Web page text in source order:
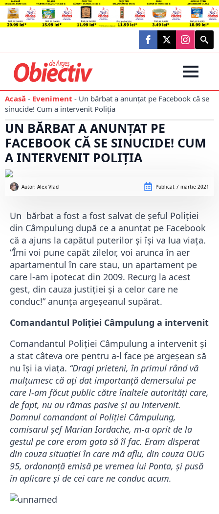
Search
for:
Acasă - Eveniment - Un bărbat a anunțat pe Facebook că se
sinucide! Cum a intervenit Poliția
UN BĂRBAT A ANUNȚAT PE
FACEBOOK CĂ SE SINUCIDE! CUM
A INTERVENIT POLIȚIA
Autor: Alex Vlad Publicat 7 martie 2021
Un bărbat a fost a fost salvat de șeful Poliției
din Câmpulung după ce a anunțat pe Facebook
că a ajuns la capătul puterilor și își va lua viața.
“Îmi voi pune capăt zilelor, voi arunca în aer
apartamentul în care stau, un apartament pe
care l-am ipotecat din 2009. Recurg la acest
gest, din cauza justiţiei şi a celor care ne
conduc!” anunța argeșeanul supărat.
Comandantul Poliției Câmpulung a intervenit
Comandantul Poliției Câmpulung a intervenit și
a stat câteva ore pentru a-l face pe argeșean să
nu își ia viața. “Dragi prieteni, în primul rând vă
mulţumesc că aţi dat importanţă demersului pe
care l-am făcut public către înaltele autorităţi care,
de fapt, nu au rămas pasive şi au intervenit.
Domnul comandant al Poliţiei Câmpulung,
comisarul şef Marian Iordache, m-a oprit de la
gestul pe care eram gata să îl fac. Eram disperat
din cauza situaţiei în care mă aflu, din cauza OUG
95, ordonanţă emisă pe vremea lui Ponta, şi pusă
în aplicare şi de cei care ne conduc acum.